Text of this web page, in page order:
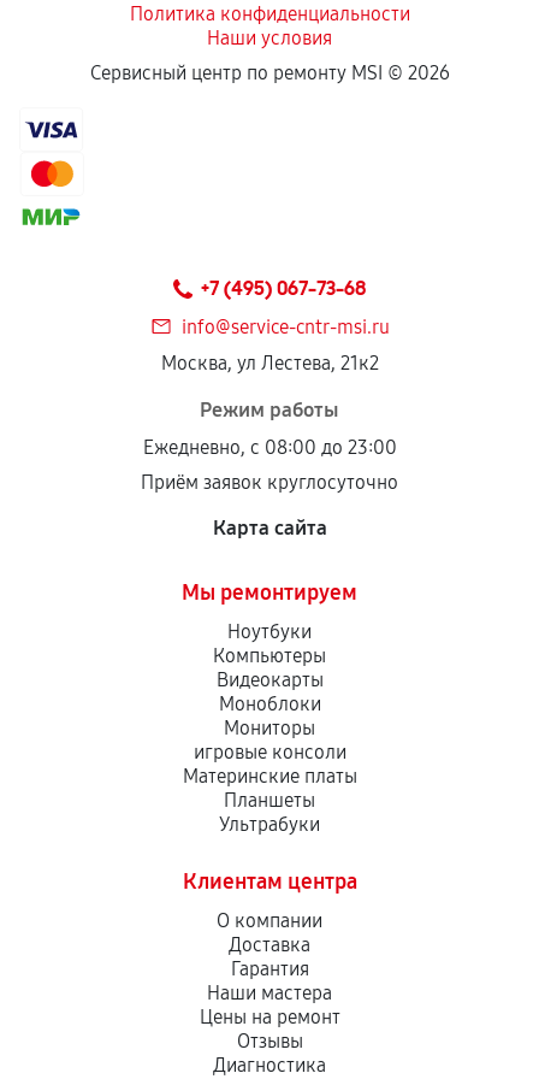
Если комплектующие куплены
сохраняться полностью или частично, если
соблюдены следующие условия:
При этом гарантия на сами комплектующие
продавца. За качество сторонних деталей
сервисный центр ответственности не несет.
Политика конфиденциальности
Наши условия
Сервисный центр по ремонту MSI © 2026
+7 (495) 067-73-68
info@service-cntr-msi.ru
Москва, ул Лестева, 21к2
Режим работы
Ежедневно, с 08:00 до 23:00
Приём заявок круглосуточно
Карта сайта
Мы ремонтируем
Ноутбуки
Компьютеры
Видеокарты
Моноблоки
Мониторы
игровые консоли
Материнские платы
Планшеты
Ультрабуки
Клиентам центра
О компании
Доставка
Гарантия
Наши мастера
Цены на ремонт
Отзывы
Диагностика